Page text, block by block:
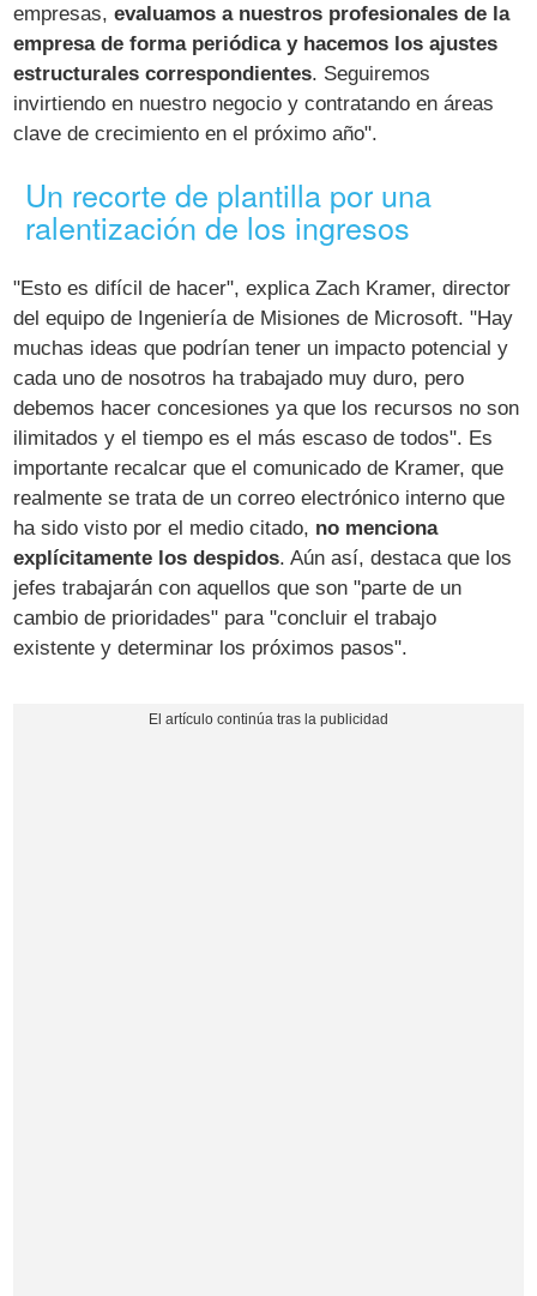
empresas,evaluamos a nuestros profesionales de la
empresa de forma periódica y hacemos los ajustes
estructurales correspondientes. Seguiremos
invirtiendo en nuestro negocio y contratando en áreas
clave de crecimiento en el próximo año".
Un recorte de plantilla por una
ralentización de los ingresos
"Esto es difícil de hacer", explica Zach Kramer, director
del equipo de Ingeniería de Misiones de Microsoft. "Hay
muchas ideas que podrían tener un impacto potencial y
cada uno de nosotros ha trabajado muy duro, pero
debemos hacer concesiones ya que los recursos no son
ilimitados y el tiempo es el más escaso de todos". Es
importante recalcar que el comunicado de Kramer, que
realmente se trata de un correo electrónico interno que
ha sido visto por el medio citado, no menciona
explícitamente los despidos. Aún así, destaca que los
jefes trabajarán con aquellos que son "parte de un
cambio de prioridades" para "concluir el trabajo
existente y determinar los próximos pasos".